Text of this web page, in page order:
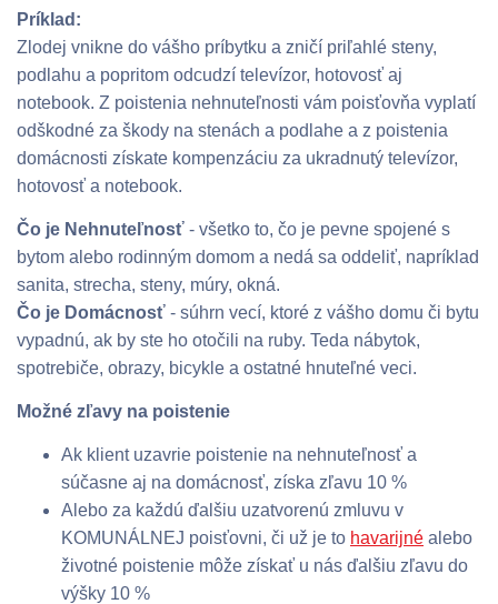
Príklad:
Zlodej vnikne do vášho príbytku a zničí priľahlé steny,
podlahu a popritom odcudzí televízor, hotovosť aj
notebook. Z poistenia nehnuteľnosti vám poisťovňa vyplatí
odškodné za škody na stenách a podlahe a z poistenia
domácnosti získate kompenzáciu za ukradnutý televízor,
hotovosť a notebook.
Čo je Nehnuteľnosť - všetko to, čo je pevne spojené s
bytom alebo rodinným domom a nedá sa oddeliť, napríklad
sanita, strecha, steny, múry, okná.
Čo je Domácnosť - súhrn vecí, ktoré z vášho domu či bytu
vypadnú, ak by ste ho otočili na ruby. Teda nábytok,
spotrebiče, obrazy, bicykle a ostatné hnuteľné veci.
Možné zľavy na poistenie
Ak klient uzavrie poistenie na nehnuteľnosť a
súčasne aj na domácnosť, získa zľavu 10 %
Alebo za každú ďalšiu uzatvorenú zmluvu v
KOMUNÁLNEJ poisťovni, či už je to havarijné alebo
životné poistenie môže získať u nás ďalšiu zľavu do
výšky 10 %